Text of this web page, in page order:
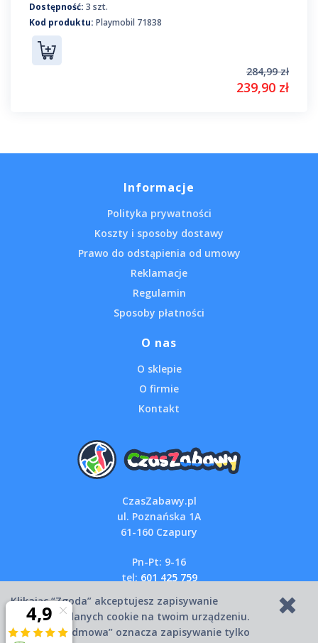
Dostępność: 3 szt.
Kod produktu: Playmobil 71838
284,99 zł
239,90 zł
Informacje
Polityka prywatności
Koszty i sposoby dostawy
Prawo do odstąpienia od umowy
Reklamacje
Regulamin
Sposoby płatności
O nas
O sklepie
O firmie
Kontakt
CzasZabawy.pl
ul. Poznańska 1A
61-160 Czapury
Pn-Pt: 9-16
tel: 601 425 759
Klikając “Zgoda” akceptujesz zapisywanie
wszystkich danych cookie na twoim urządzeniu.
Kliknięcie “Odmowa” oznacza zapisywanie tylko